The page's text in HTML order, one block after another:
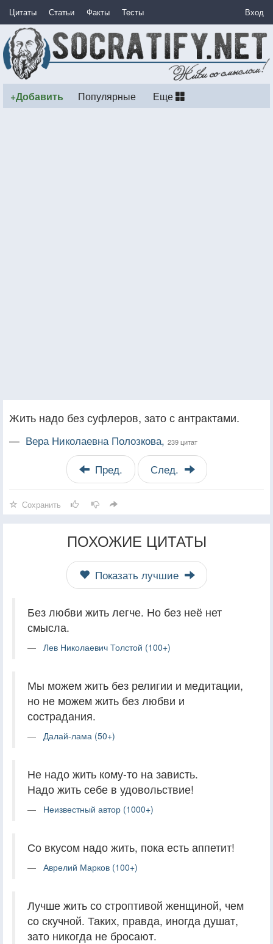
Цитаты Статьи Факты Тесты Вход
+Добавить Популярные Еще
Жить надо без суфлеров, зато с антрактами.
— Вера Николаевна Полозкова, 239 цитат
Пред. След.
Сохранить
ПОХОЖИЕ ЦИТАТЫ
Показать лучшие
Без любви жить легче. Но без неё нет
смысла.
Лев Николаевич Толстой (100+)
Мы можем жить без религии и медитации,
но не можем жить без любви и
сострадания.
Далай-лама (50+)
Не надо жить кому-то на зависть.
Надо жить себе в удовольствие!
Неизвестный автор (1000+)
Со вкусом надо жить, пока есть аппетит!
Аврелий Марков (100+)
Лучше жить со строптивой женщиной, чем
со скучной. Таких, правда, иногда душат,
зато никогда не бросают.